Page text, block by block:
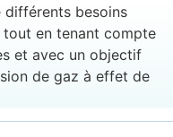
différents besoins
tout en tenant compte
et avec un objectif
de gaz à effet de